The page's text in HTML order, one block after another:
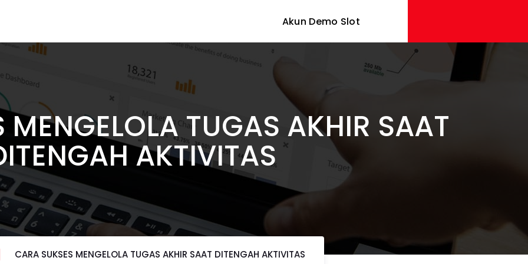
Akun Demo Slot
MENGELOLA TUGAS AKHIR SAAT
AKTIVITAS
CARA SUKSES MENGELOLA TUGAS AKHIR SAAT DITENGAH AKTIVITAS